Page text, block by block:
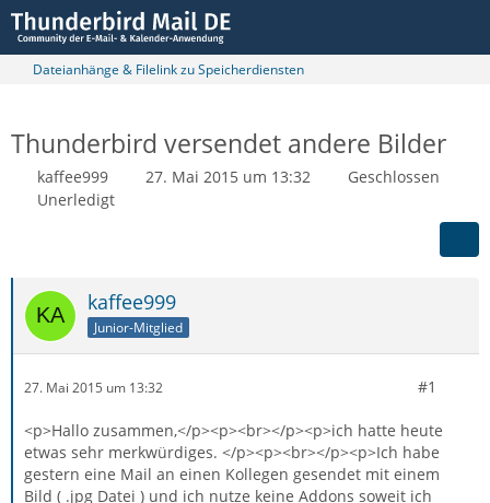
Dateianhänge & Filelink zu Speicherdiensten
Thunderbird versendet andere Bilder
kaffee999 27. Mai 2015 um 13:32
Geschlossen
Unerledigt
kaffee999
Junior-Mitglied
27. Mai 2015 um 13:32 #1
<p>Hallo zusammen,</p><p><br></p><p>ich hatte heute
etwas sehr merkwürdiges. </p><p><br></p><p>Ich habe
gestern eine Mail an einen Kollegen gesendet mit einem
Bild ( .jpg Datei ) und ich nutze keine Addons soweit ich